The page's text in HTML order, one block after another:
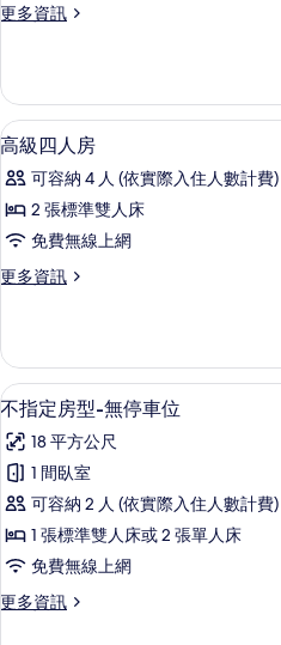
的
有
相
片
更多資訊
更
豪
華
房
詳
情
顯
示
高
級
人
的
所
有
相
片
3
高級四人房
可容納 4 人 (依實際入住人數計費)
2 張標準雙人床
免費無線上網
更多資訊
更
四
人
房
詳
情
顯
示
不
指
定
房
無
4
不指定房型-無停車位
18 平方公尺
1 間臥室
可容納 2 人 (依實際入住人數計費)
1 張標準雙人床或 2 張單人床
免費無線上網
更多資訊
更